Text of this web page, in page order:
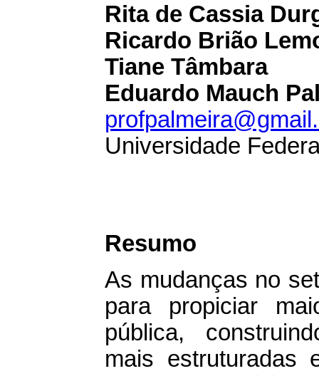
Rita de Cassia
Ricardo Brião
Tiane Tâmbara
Eduardo Mauch
Universidade
Resumo
As mudanças no
para propiciar
pública,
mais estruturadas